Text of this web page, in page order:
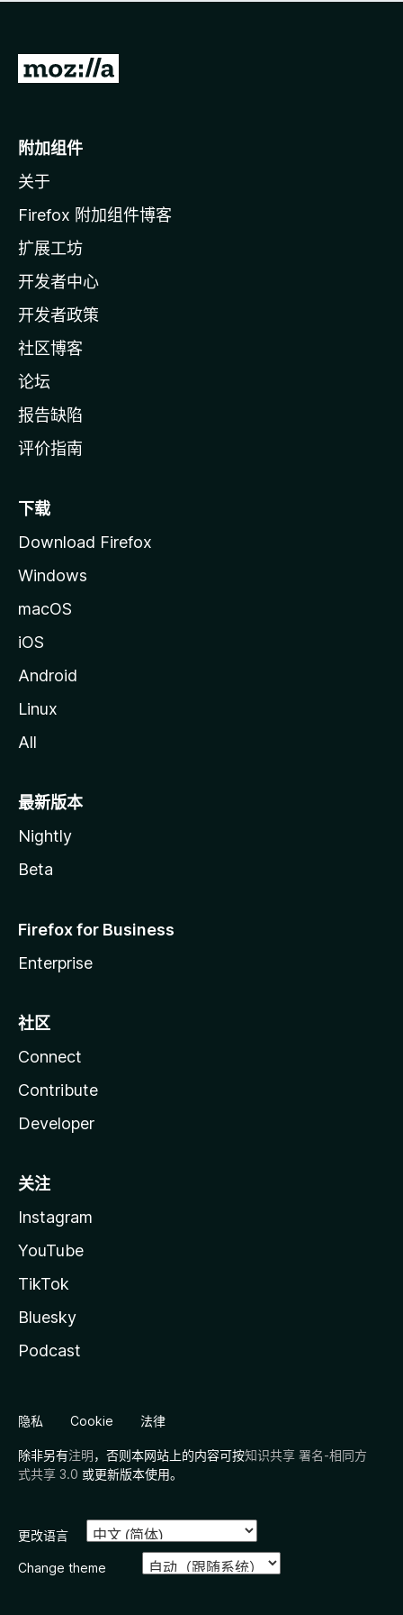
无
转
o
i
l
a
主
页
附加组件
关于
Firefox 附加组件博客
扩展工坊
开发者中心
开发者政策
社区博客
论坛
报告缺陷
评价指南
下载
Download Firefox
Windows
macOS
iOS
Android
Linux
All
最新版本
Nightly
Beta
Firefox for Business
Enterprise
社区
Connect
Contribute
Developer
关注
Instagram
YouTube
TikTok
Bluesky
Podcast
隐私 Cookie 法律
除非另有注明，否则本网站上的内容可按知识共享 署名-相同方
式共享 3.0 或更新版本使用。
更改语言
Change theme